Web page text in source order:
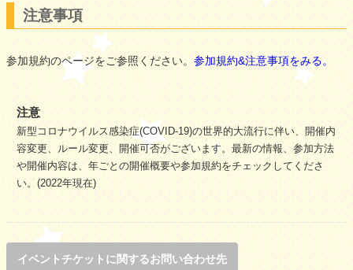
注意事項
参加規約のページをご参照ください。 参加規約&注意事項をみる。
注意
新型コロナウイルス感染症(COVID-19)の世界的大流行に伴い、開催内
容変更、ルール変更、開催可否がございます。最新の情報、参加方法
や開催内容は、年ごとの開催概要や参加規約をチェックしてくださ
い。(2022年現在)
イベントチケットに関するお問い合わせ先